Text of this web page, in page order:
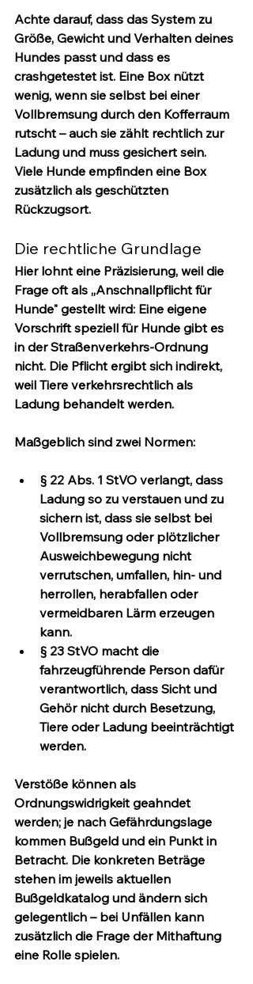
Achte darauf, dass das System zu
Größe, Gewicht und Verhalten deines
Hundes passt und dass es
crashgetestet ist. Eine Box nützt
wenig, wenn sie selbst bei einer
Vollbremsung durch den Kofferraum
rutscht – auch sie zählt rechtlich zur
Ladung und muss gesichert sein.
Viele Hunde empfinden eine Box
zusätzlich als geschützten
Rückzugsort.
Die rechtliche Grundlage
Hier lohnt eine Präzisierung, weil die
Frage oft als „Anschnallpflicht für
Hunde" gestellt wird: Eine eigene
Vorschrift speziell für Hunde gibt es
in der Straßenverkehrs-Ordnung
nicht. Die Pflicht ergibt sich indirekt,
weil Tiere verkehrsrechtlich als
Ladung behandelt werden.
Maßgeblich sind zwei Normen:
§ 22 Abs. 1 StVO verlangt, dass
Ladung so zu verstauen und zu
sichern ist, dass sie selbst bei
Vollbremsung oder plötzlicher
Ausweichbewegung nicht
verrutschen, umfallen, hin- und
herrollen, herabfallen oder
vermeidbaren Lärm erzeugen
kann.
§ 23 StVO macht die
fahrzeugführende Person dafür
verantwortlich, dass Sicht und
Gehör nicht durch Besetzung,
Tiere oder Ladung beeinträchtigt
werden.
Verstöße können als
Ordnungswidrigkeit geahndet
werden; je nach Gefährdungslage
kommen Bußgeld und ein Punkt in
Betracht. Die konkreten Beträge
stehen im jeweils aktuellen
Bußgeldkatalog und ändern sich
gelegentlich – bei Unfällen kann
zusätzlich die Frage der Mithaftung
eine Rolle spielen.